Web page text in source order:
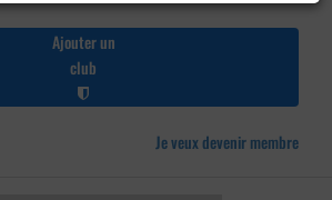
Ajouter un
club
Je veux devenir membre